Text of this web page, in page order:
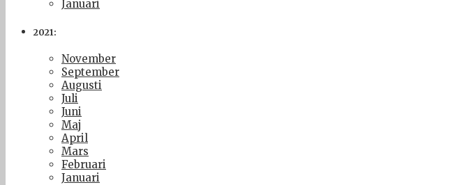
Januari
2021:
November
September
Augusti
Juli
Juni
Maj
April
Mars
Februari
Januari